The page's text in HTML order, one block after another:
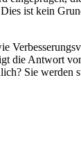
ist kein
die Antwort
Sie werden